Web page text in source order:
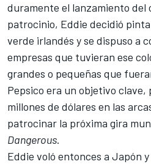
duramente el lanzamiento del
patrocinio, Eddie decidió
verde irlandés y se dispuso a
empresas que tuvieran ese
grandes o pequeñas que
Pepsico era un objetivo clave,
millones de dólares en las
patrocinar la próxima gira
Dangerous.
Eddie voló entonces a Japón